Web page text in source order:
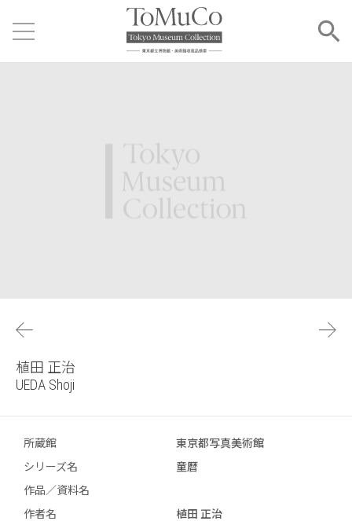
植田 正治
UEDA Shoji
所蔵館
東京都写真美術館
シリーズ名
童暦
作品／資料名
作者名
植田 正治